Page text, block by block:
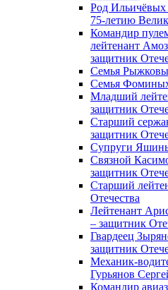
Род
75-летию
Командир
лейтенант
защитник
Семья
Семья
Младший
защитник
Старший
защитник
Супруги
Связной
защитник
Старший
Отечества
Лейтенант
– защитник
Гвардеец
защитник
Механик-
Гурьянов
Командир